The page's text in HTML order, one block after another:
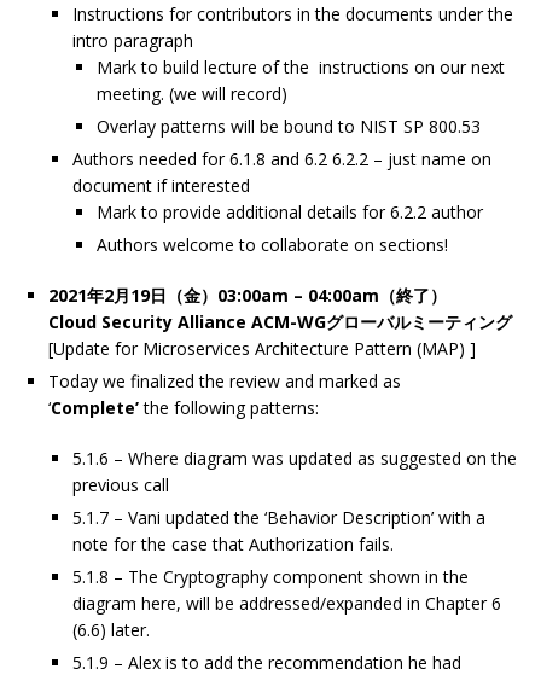
Instructions for contributors in the documents under the
intro paragraph
Mark to build lecture of the instructions on our next
meeting. (we will record)
Overlay patterns will be bound to NIST SP 800.53
Authors needed for 6.1.8 and 6.2 6.2.2 – just name on
document if interested
Mark to provide additional details for 6.2.2 author
Authors welcome to collaborate on sections!
2021年2月19日（金）03:00am – 04:00am（終了）
Cloud Security Alliance ACM-WGグローバルミーティング
[Update for Microservices Architecture Pattern (MAP) ]
Today we finalized the review and marked as
‘Complete’the following patterns:
5.1.6 – Where diagram was updated as suggested on the
previous call
5.1.7 – Vani updated the ‘Behavior Description’ with a
note for the case that Authorization fails.
5.1.8 – The Cryptography component shown in the
diagram here, will be addressed/expanded in Chapter 6
(6.6) later.
5.1.9 – Alex is to add the recommendation he had